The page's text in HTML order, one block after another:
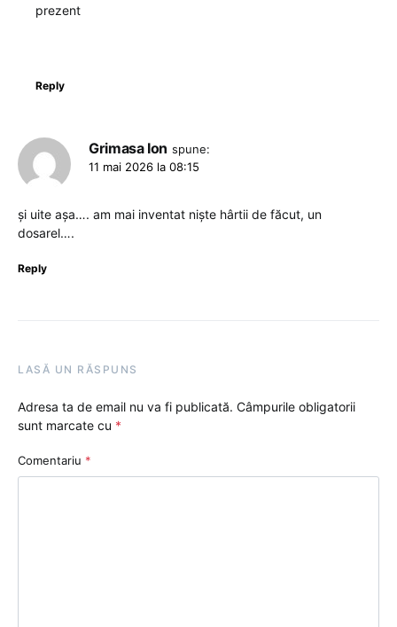
prezent
Reply
Grimasa Ion spune:
11 mai 2026 la 08:15
și uite așa…. am mai inventat niște hârtii de făcut, un
dosarel….
Reply
LASĂ UN RĂSPUNS
Adresa ta de email nu va fi publicată. Câmpurile obligatorii
sunt marcate cu *
Comentariu *